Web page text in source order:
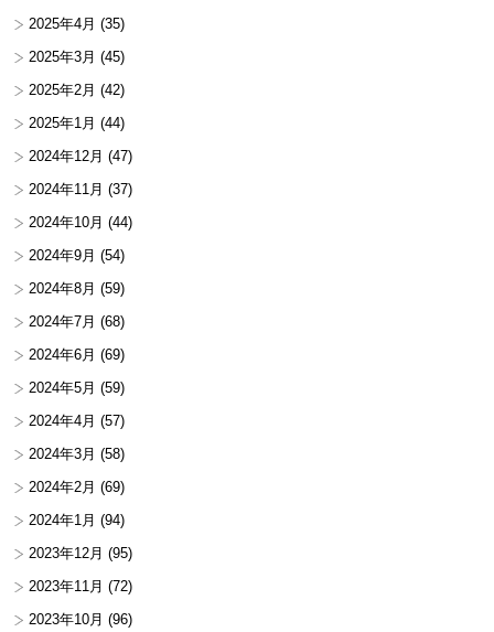
2025年4月 (35)
2025年3月 (45)
2025年2月 (42)
2025年1月 (44)
2024年12月 (47)
2024年11月 (37)
2024年10月 (44)
2024年9月 (54)
2024年8月 (59)
2024年7月 (68)
2024年6月 (69)
2024年5月 (59)
2024年4月 (57)
2024年3月 (58)
2024年2月 (69)
2024年1月 (94)
2023年12月 (95)
2023年11月 (72)
2023年10月 (96)